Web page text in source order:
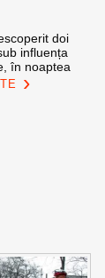
doi
influența
în noaptea